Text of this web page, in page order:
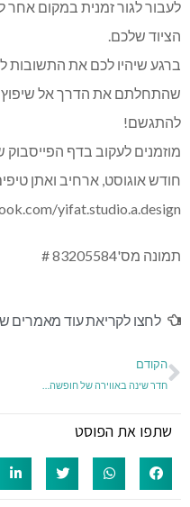
לעבור לגור זמנית במקום אחר
הציוד שלכם.
ברגע שיהיו לכם את התשובות
שהתחלתם את הדרך אל
להתגשם!
מוזמנים לעקוב בדף
חודש אוגוסט, ארחיב ואתן
yifat.studio.a.design/
תמונה מס'83205584 #
לחצו לקריאת עוד מאמרים
הקודם
חדר שינה באווירה של חופשה…
שתפו את הפוסט